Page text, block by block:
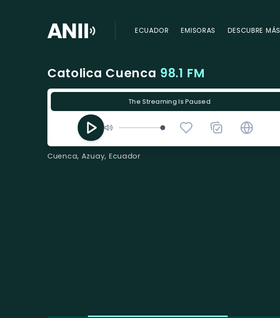
ECUADOR EMISORAS DESCUBRE MÁS
Catolica Cuenca 98.1 FM
The Streaming Is Paused
Cuenca, Azuay, Ecuador